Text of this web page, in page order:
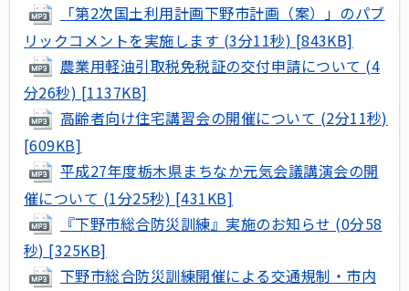
「第2次国土利用計画下野市計画（案）」のパブ
リックコメントを実施します (3分11秒) [843KB]
農業用軽油引取税免税証の交付申請について (4
分26秒) [1137KB]
高齢者向け住宅講習会の開催について (2分11秒)
[609KB]
平成27年度栃木県まちなか元気会議講演会の開
催について (1分25秒) [431KB]
『下野市総合防災訓練』実施のお知らせ (0分58
秒) [325KB]
下野市総合防災訓練開催による交通規制・市内